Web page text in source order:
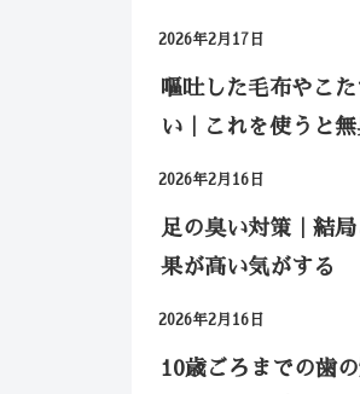
2026年2月17日
嘔吐した毛布やこ
い｜これを使うと無
2026年2月16日
足の臭い対策｜結
果が高い気がする
2026年2月16日
10歳ごろまでの歯